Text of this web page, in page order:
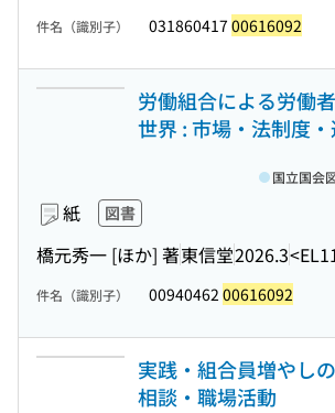
件名（識別子） 031860417 00616092
労働組合による労働
世界 : 市場・法制度
紙 図書
橋元秀一 [ほか] 著東信堂2026.3
国立国会
件名（識別子） 00940462 00616092
実践・組合員増やし
相談・職場活動